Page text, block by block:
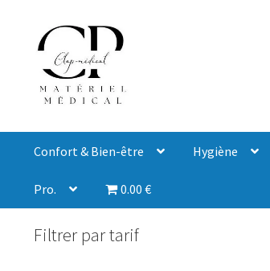
Confort & Bien-être Hygiène
Pro. 0.00 €
Filtrer par tarif